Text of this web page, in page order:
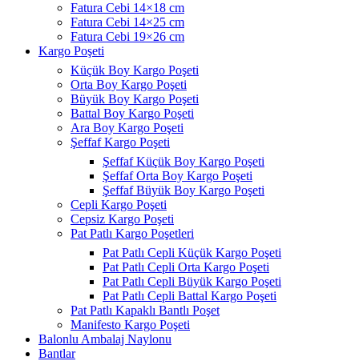
Fatura Cebi 14×18 cm
Fatura Cebi 14×25 cm
Fatura Cebi 19×26 cm
Kargo Poşeti
Küçük Boy Kargo Poşeti
Orta Boy Kargo Poşeti
Büyük Boy Kargo Poşeti
Battal Boy Kargo Poşeti
Ara Boy Kargo Poşeti
Şeffaf Kargo Poşeti
Şeffaf Küçük Boy Kargo Poşeti
Şeffaf Orta Boy Kargo Poşeti
Şeffaf Büyük Boy Kargo Poşeti
Cepli Kargo Poşeti
Cepsiz Kargo Poşeti
Pat Patlı Kargo Poşetleri
Pat Patlı Cepli Küçük Kargo Poşeti
Pat Patlı Cepli Orta Kargo Poşeti
Pat Patlı Cepli Büyük Kargo Poşeti
Pat Patlı Cepli Battal Kargo Poşeti
Pat Patlı Kapaklı Bantlı Poşet
Manifesto Kargo Poşeti
Balonlu Ambalaj Naylonu
Bantlar